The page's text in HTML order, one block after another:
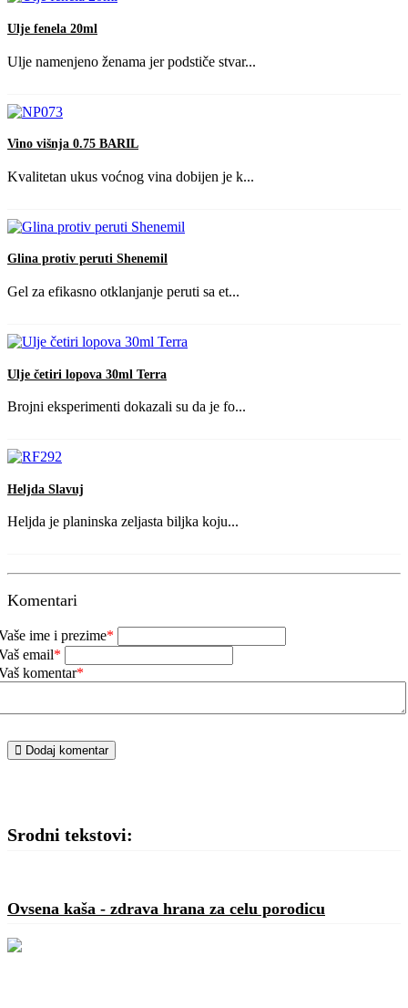
Ulje fenela 20ml
Ulje namenjeno ženama jer podstiče stvar...
Vino višnja 0.75 BARIL
Kvalitetan ukus voćnog vina dobijen je k...
Glina protiv peruti Shenemil
Gel za efikasno otklanjanje peruti sa et...
Ulje četiri lopova 30ml Terra
Brojni eksperimenti dokazali su da je fo...
Heljda Slavuj
Heljda je planinska zeljasta biljka koju...
Komentari
ime i prezime*
email*
komentar*
Dodaj komentar
Srodni tekstovi:
Ovsena kaša - zdrava hrana za celu porodicu